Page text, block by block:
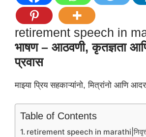
retirement speech in
भाषण – आठवणी, कृतज्ञता
प्रवास
माझ्या प्रिय सहकाऱ्यांनो, मित्रांनो आणि
Table of Contents
retirement speech in